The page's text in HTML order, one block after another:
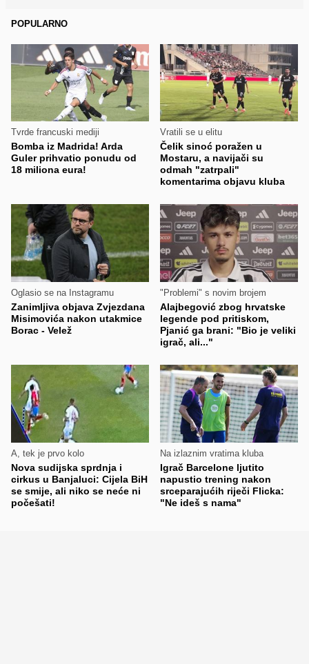
POPULARNO
Tvrde francuski mediji
Bomba iz Madrida! Arda
Guler prihvatio ponudu od
18 miliona eura!
Vratili se u elitu
Čelik sinoć poražen u
Mostaru, a navijači su
odmah "zatrpali"
komentarima objavu kluba
Oglasio se na Instagramu
Zanimljiva objava Zvjezdana
Misimovića nakon utakmice
Borac - Velež
"Problemi" s novim brojem
Alajbegović zbog hrvatske
legende pod pritiskom,
Pjanić ga brani: "Bio je veliki
igrač, ali..."
A, tek je prvo kolo
Nova sudijska sprdnja i
cirkus u Banjaluci: Cijela BiH
se smije, ali niko se neće ni
počešati!
Na izlaznim vratima kluba
Igrač Barcelone ljutito
napustio trening nakon
srceparajućih riječi Flicka:
"Ne ideš s nama"